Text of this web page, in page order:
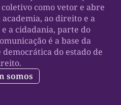
como vetor e abre
academia, ao direito e a
a cidadania, parte do
é a base da
do estado de
somos